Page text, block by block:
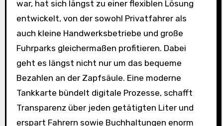
war, hat sich längst zu einer flexiblen Lösung
entwickelt, von der sowohl Privatfahrer als
auch kleine Handwerksbetriebe und große
Fuhrparks gleichermaßen profitieren. Dabei
geht es längst nicht nur um das bequeme
Bezahlen an der Zapfsäule. Eine moderne
Tankkarte bündelt digitale Prozesse, schafft
Transparenz über jeden getätigten Liter und
erspart Fahrern sowie Buchhaltungen enorm